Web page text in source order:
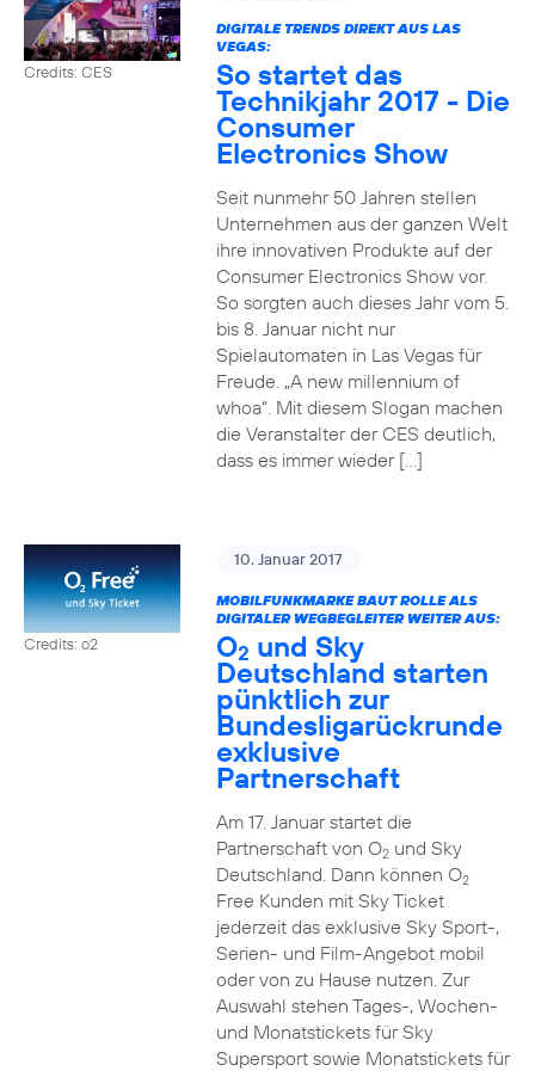
Credits: CES
DIGITALE TRENDS DIREKT AUS LAS
VEGAS:
So startet das
Technikjahr 2017 - Die
Consumer
Electronics Show
Seit nunmehr 50 Jahren stellen
Unternehmen aus der ganzen Welt
ihre innovativen Produkte auf der
Consumer Electronics Show vor.
So sorgten auch dieses Jahr vom 5.
bis 8. Januar nicht nur
Spielautomaten in Las Vegas für
Freude. „A new millennium of
whoa“. Mit diesem Slogan machen
die Veranstalter der CES deutlich,
dass es immer wieder […]
Credits: o2
10. Januar 2017
MOBILFUNKMARKE BAUT ROLLE ALS
DIGITALER WEGBEGLEITER WEITER AUS:
O2 und Sky
Deutschland starten
pünktlich zur
Bundesligarückrunde
exklusive
Partnerschaft
Am 17. Januar startet die
Partnerschaft von O2und Sky
Deutschland. Dann können O2
Free Kunden mit Sky Ticket
jederzeit das exklusive Sky Sport-,
Serien- und Film-Angebot mobil
oder von zu Hause nutzen. Zur
Auswahl stehen Tages-, Wochen-
und Monatstickets für Sky
Supersport sowie Monatstickets für